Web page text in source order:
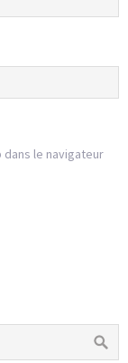
dans le navigateur